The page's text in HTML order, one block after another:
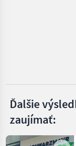
Ďalšie
zaujímať: